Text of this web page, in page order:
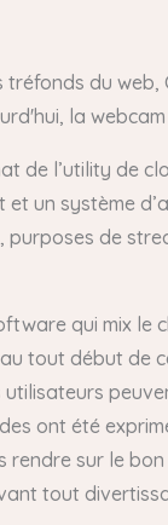
tréfonds du
la
de l’utility de
un système
de
qui mix le
tout début de
ont été
rendre sur le
tout